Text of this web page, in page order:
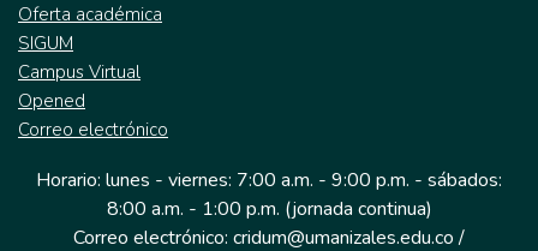
Oferta académica
SIGUM
Campus Virtual
Opened
Correo electrónico
Horario: lunes - viernes: 7:00 a.m. - 9:00 p.m. - sábados:
8:00 a.m. - 1:00 p.m. (jornada continua)
Correo electrónico: cridum@umanizales.edu.co /